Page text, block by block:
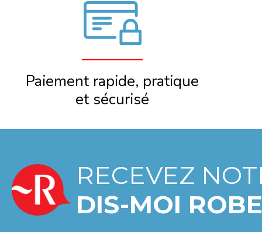
Paiement rapide, pratique
et sécurisé
RECEVEZ
DIS-MOI